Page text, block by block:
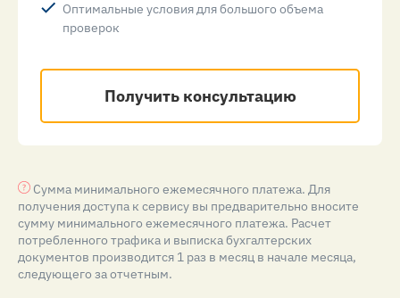
Оптимальные условия для большого объема
проверок
Получить консультацию
Сумма минимального ежемесячного платежа. Для
получения доступа к сервису вы предварительно вносите
сумму минимального ежемесячного платежа. Расчет
потребленного трафика и выписка бухгалтерских
документов производится 1 раз в месяц в начале месяца,
следующего за отчетным.